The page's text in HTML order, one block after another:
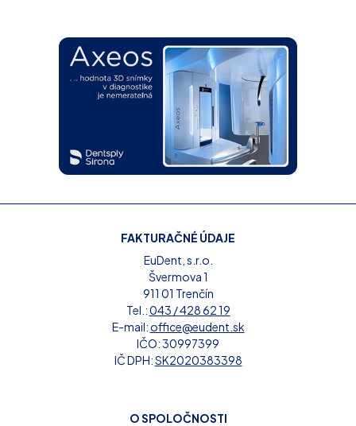
FAKTURAČNÉ ÚDAJE
EuDent, s.r.o.
Švermova 1
911 01 Trenčín
Tel.:043 / 428 62 19
E-mail:office@eudent.sk
IČO: 30997399
IČ DPH:SK2020383398
O SPOLOČNOSTI